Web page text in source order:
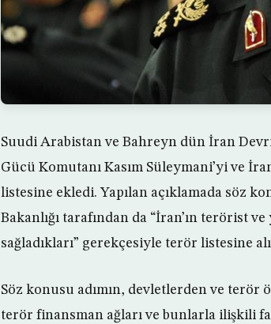
Suudi Arabistan ve Bahreyn dün İran
Gücü Komutanı Kasım Süleymani’yi ve
listesine ekledi. Yapılan açıklamada söz
Bakanlığı tarafından da “İran’ın terörist
sağladıkları” gerekçesiyle terör listesine
Söz konusu adımın, devletlerden ve
terör finansman ağları ve bunlarla ilişkili